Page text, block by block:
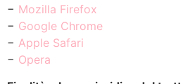
− Mozilla Firefox
− Google Chrome
− Apple Safari
− Opera